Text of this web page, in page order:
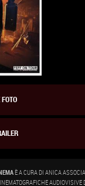
È A CURA DI ANICA
AUDIOVISIVE